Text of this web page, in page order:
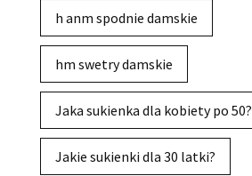
h anm spodnie damskie
hm swetry damskie
Jaka sukienka dla kobiety po 50?
Jakie sukienki dla 30 latki?